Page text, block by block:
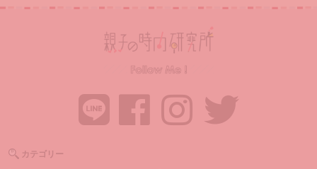
カテゴリー